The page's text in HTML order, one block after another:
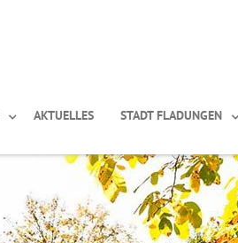
AKTUELLES STADT FLADUNGEN